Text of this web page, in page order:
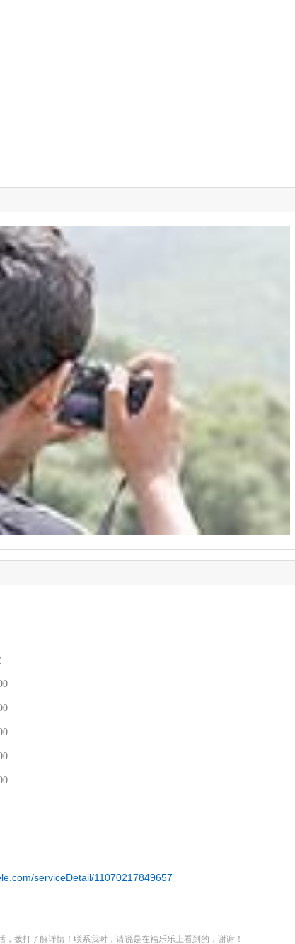
serviceDetail/11070217849657
，拨打了解详情！联系我时，请说是在福乐乐上看到的，谢谢！